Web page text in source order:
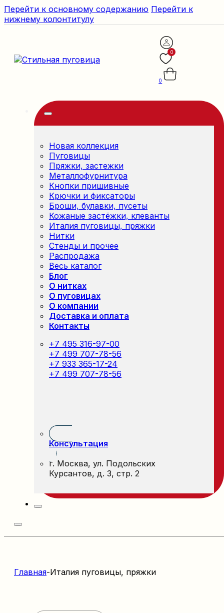
Перейти к основному содержанию Перейти к
нижнему колонтитулу
0
0
Новая коллекция
Пуговицы
Пряжки, застежки
Металлофурнитура
Кнопки пришивные
Крючки и фиксаторы
Броши, булавки, пусеты
Кожаные застёжки, клеванты
Италия пуговицы, пряжки
Нитки
Стенды и прочее
Распродажа
Весь каталог
Блог
О нитках
О пуговицах
О компании
Доставка и оплата
Контакты
+7 495 316-97-00
+7 499 707-78-56
+7 933 365-17-24
+7 499 707-78-56
Консультация
г. Москва, ул. Подольских
Курсантов, д. 3, стр. 2
Главная-Италия пуговицы, пряжки